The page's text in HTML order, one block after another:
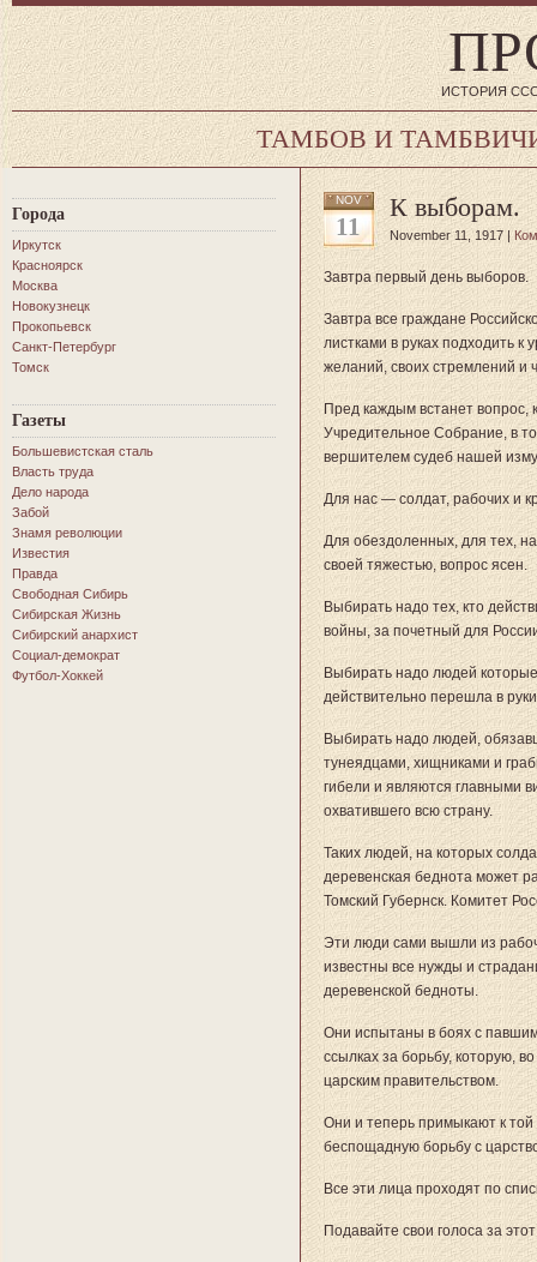
ИСТОРИЯ
ТАМБОВ И
Города
Иркутск
Красноярск
Москва
Новокузнецк
Прокопьевск
Санкт-Петербург
Томск
Газеты
Большевистская сталь
Власть труда
Дело народа
Забой
Знамя революции
Известия
Правда
Свободная Сибирь
Сибирская Жизнь
Сибирский анархист
Социал-демократ
Футбол-Хоккей
NOV
11
К выборам.
November 11, 1917 |
Завтра первый день выборов.
Завтра все граждане
листками в руках подходить
желаний, своих стремлений и
Пред каждым встанет вопрос,
Учредительное Собрание, в
вершителем судеб нашей
Для нас — солдат, рабочих и
Для обездоленных, для тех,
своей тяжестью, вопрос ясен.
Выбирать надо тех, кто
войны, за почетный для
Выбирать надо людей
действительно перешла в
Выбирать надо людей,
тунеядцами, хищниками и
гибели и являются главными
охватившего всю страну.
Таких людей, на которых
деревенская беднота может
Томский Губернск. Комитет
Эти люди сами вышли из
известны все нужды и
деревенской бедноты.
Они испытаны в боях с
ссылках за борьбу, которую,
царским правительством.
Они и теперь примыкают к той
беспощадную борьбу с
Все эти лица проходят по
Подавайте свои голоса за